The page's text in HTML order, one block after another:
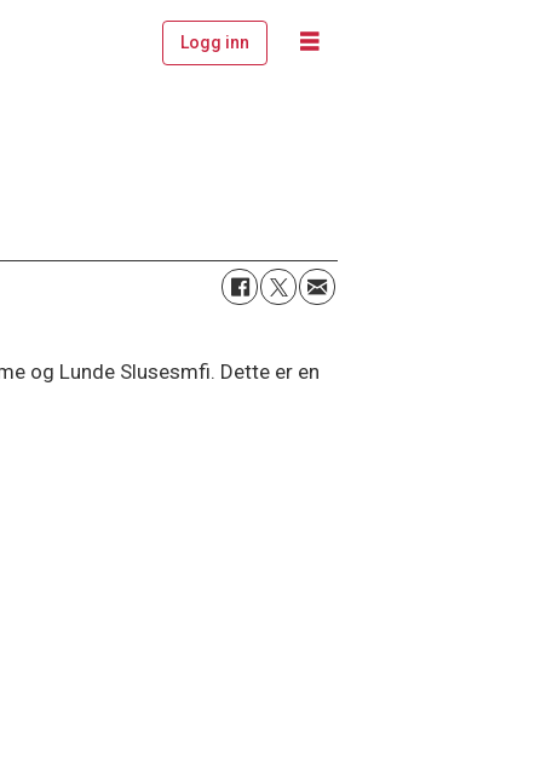
Logg inn
og Lunde Slusesmfi. Dette er en